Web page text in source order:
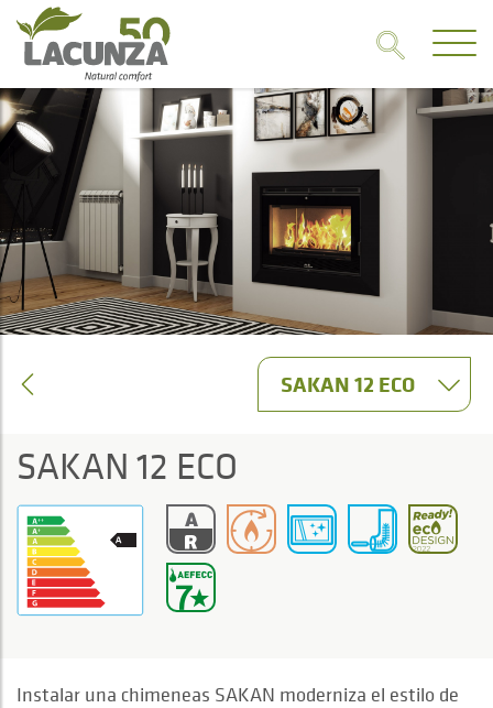
SAKAN 12 ECO
SAKAN 12 ECO
Instalar una chimeneas SAKAN moderniza el estilo de